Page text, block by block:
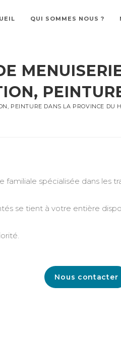
QUI SOMMES NOUS ?
PEINTURE DANS LA PROVINCE DU
familiale spécialisée dans les
se tient à votre entière
Nous contacter